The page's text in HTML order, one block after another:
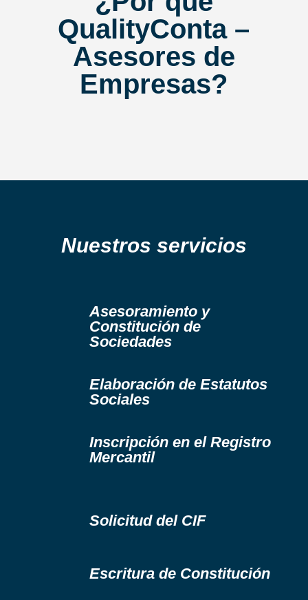
QualityConta –
Asesores de
Empresas?
Nuestros servicios
Asesoramiento y
Constitución de
Sociedades
Elaboración de Estatutos
Sociales
Inscripción en el Registro
Mercantil
Solicitud del CIF
Escritura de Constitución